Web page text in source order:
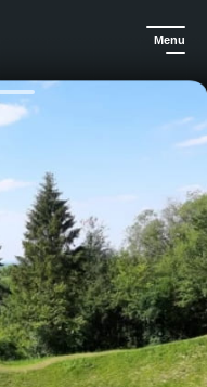
Menu
Ausflug in die Geschichte und Natur am Crête des Eparges, Der Wald nach dem Krieg!